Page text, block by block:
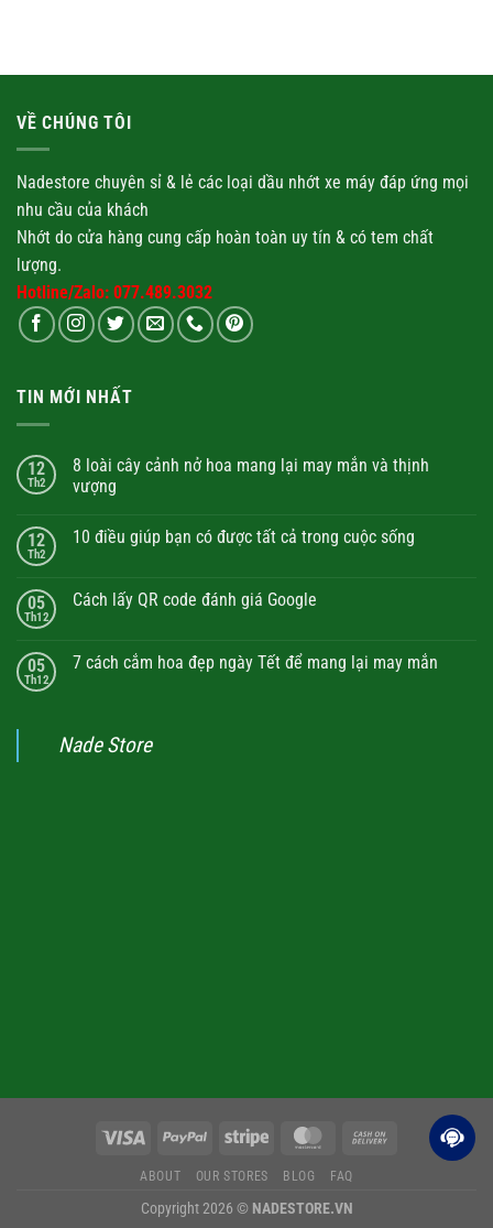
VỀ CHÚNG TÔI
Nadestore chuyên sỉ & lẻ các loại dầu nhớt xe máy đáp ứng mọi
nhu cầu của khách
Nhớt do cửa hàng cung cấp hoàn toàn uy tín & có tem chất
lượng.
Hotline/Zalo: 077.489.3032
TIN MỚI NHẤT
12
Th2
8 loài cây cảnh nở hoa mang lại may mắn và thịnh
vượng
12
Th2
10 điều giúp bạn có được tất cả trong cuộc sống
05
Th12
Cách lấy QR code đánh giá Google
05
Th12
7 cách cắm hoa đẹp ngày Tết để mang lại may mắn
Nade Store
ABOUT OUR STORES BLOG FAQ
Copyright 2026 © NADESTORE.VN